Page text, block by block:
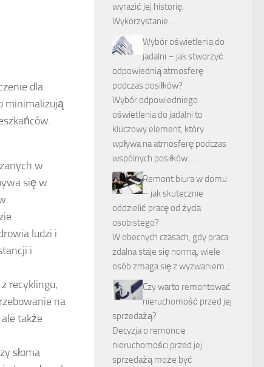
dla
minimalizują
w
się w
ludzi i
i
recyklingu,
na
także
słoma
wyrazić jej historię.
Wykorzystanie …
Wybór oświetlenia do
jadalni – jak stworzyć
odpowiednią atmosferę
podczas posiłków?
Wybór odpowiedniego
oświetlenia do jadalni to
kluczowy element, który
wpływa na atmosferę podczas
wspólnych posiłków. …
Remont biura w domu
– jak skutecznie
oddzielić pracę od życia
osobistego?
W obecnych czasach, gdy praca
zdalna staje się normą, wiele
osób zmaga się z wyzwaniem …
Czy warto remontować
nieruchomość przed jej
sprzedażą?
Decyzja o remoncie
nieruchomości przed jej
sprzedażą może być